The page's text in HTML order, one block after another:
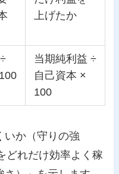
上げたか
当期純利益 ÷
自己資本 ×
100
いか（守りの強
どれだけ効率よく稼